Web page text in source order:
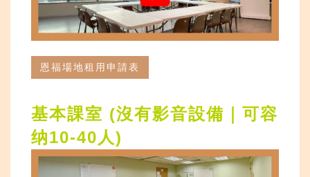
恩福場地租用申請表
基本課室 (沒有影音設備｜ 可容
纳10-40 人)